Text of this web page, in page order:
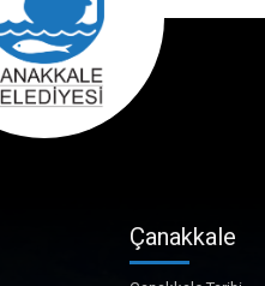
Çanakkale